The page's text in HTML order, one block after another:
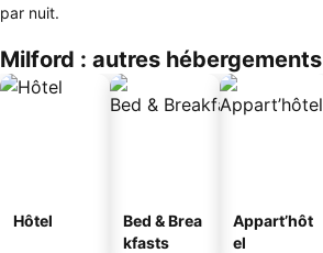
par nuit.
Milford : autres hébergements
Hôtel
Bed & Brea
kfasts
Appart’hôt
el